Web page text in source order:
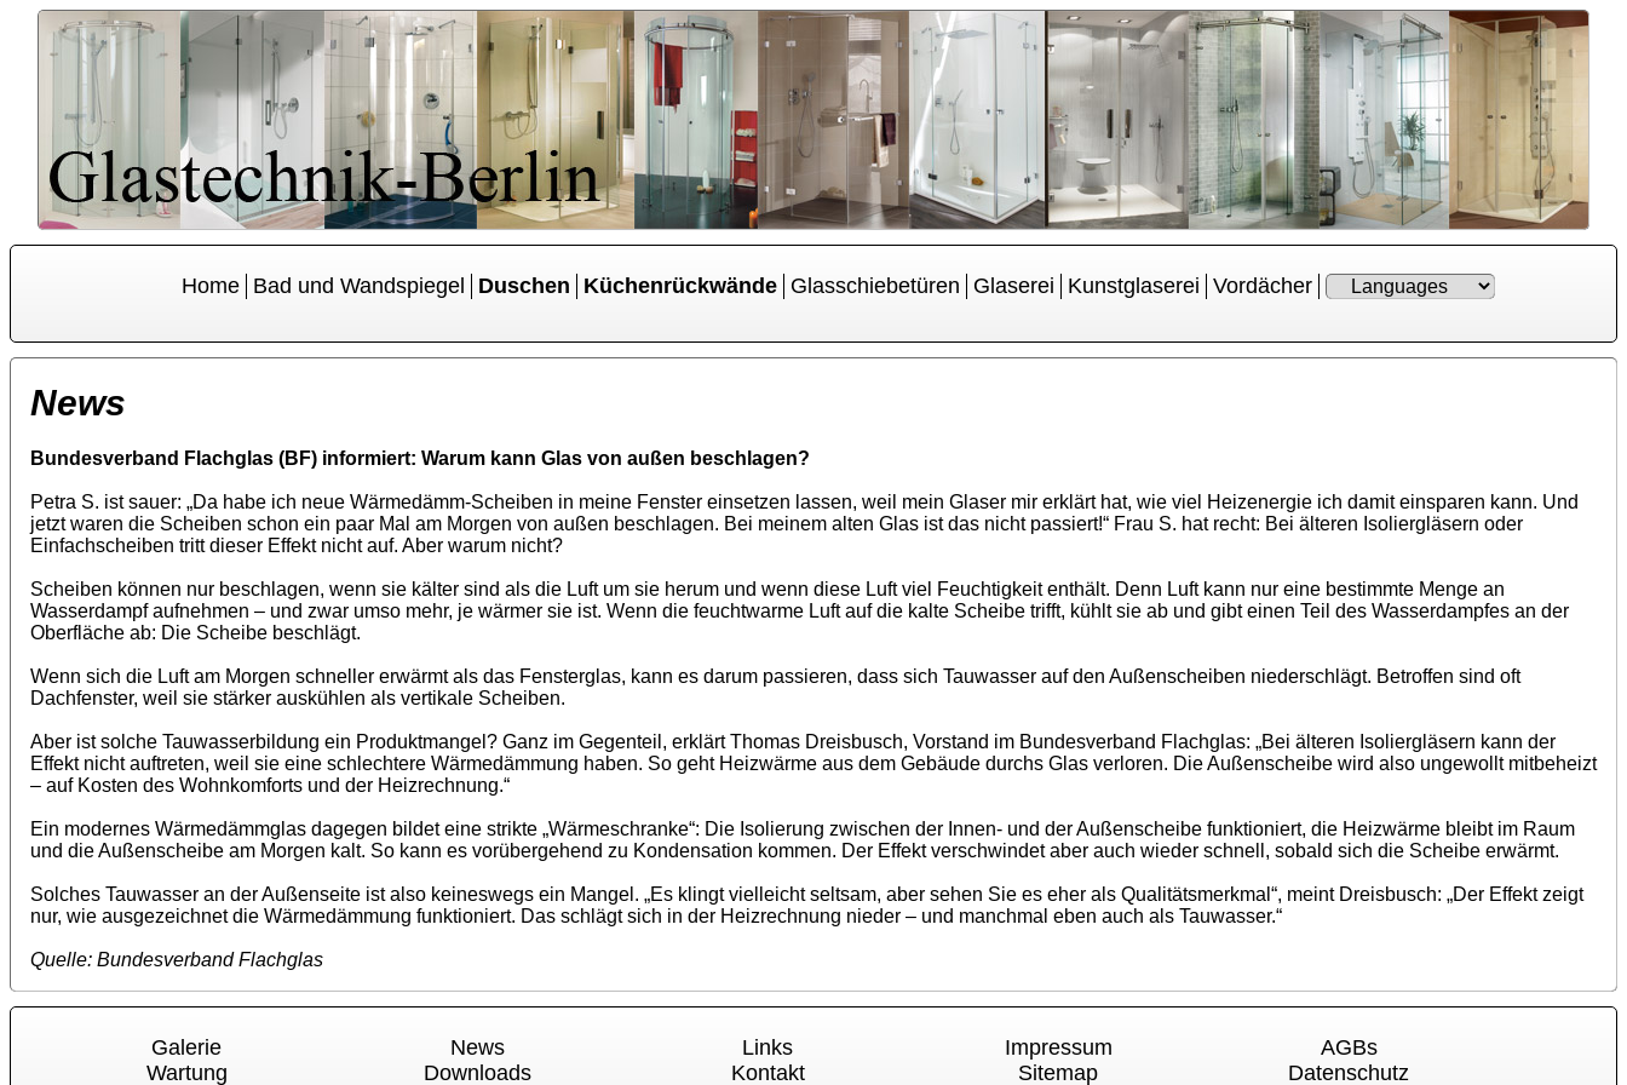
Home Bad und Wandspiegel Duschen Küchenrückwände Glasschiebetüren Glaserei Kunstglaserei Vordächer
News
Bundesverband Flachglas (BF) informiert: Warum kann Glas von außen beschlagen?
Petra S. ist sauer: „Da habe ich neue Wärmedämm-Scheiben in meine Fenster einsetzen lassen, weil mein Glaser mir erklärt hat, wie viel Heizenergie ich damit einsparen kann. Und
jetzt waren die Scheiben schon ein paar Mal am Morgen von außen beschlagen. Bei meinem alten Glas ist das nicht passiert!“ Frau S. hat recht: Bei älteren Isoliergläsern oder
Einfachscheiben tritt dieser Effekt nicht auf. Aber warum nicht?
Scheiben können nur beschlagen, wenn sie kälter sind als die Luft um sie herum und wenn diese Luft viel Feuchtigkeit enthält. Denn Luft kann nur eine bestimmte Menge an
Wasserdampf aufnehmen – und zwar umso mehr, je wärmer sie ist. Wenn die feuchtwarme Luft auf die kalte Scheibe trifft, kühlt sie ab und gibt einen Teil des Wasserdampfes an der
Oberfläche ab: Die Scheibe beschlägt.
Wenn sich die Luft am Morgen schneller erwärmt als das Fensterglas, kann es darum passieren, dass sich Tauwasser auf den Außenscheiben niederschlägt. Betroffen sind oft
Dachfenster, weil sie stärker auskühlen als vertikale Scheiben.
Aber ist solche Tauwasserbildung ein Produktmangel? Ganz im Gegenteil, erklärt Thomas Dreisbusch, Vorstand im Bundesverband Flachglas: „Bei älteren Isoliergläsern kann der
Effekt nicht auftreten, weil sie eine schlechtere Wärmedämmung haben. So geht Heizwärme aus dem Gebäude durchs Glas verloren. Die Außenscheibe wird also ungewollt mitbeheizt
– auf Kosten des Wohnkomforts und der Heizrechnung.“
Ein modernes Wärmedämmglas dagegen bildet eine strikte „Wärmeschranke“: Die Isolierung zwischen der Innen- und der Außenscheibe funktioniert, die Heizwärme bleibt im Raum
und die Außenscheibe am Morgen kalt. So kann es vorübergehend zu Kondensation kommen. Der Effekt verschwindet aber auch wieder schnell, sobald sich die Scheibe erwärmt.
Solches Tauwasser an der Außenseite ist also keineswegs ein Mangel. „Es klingt vielleicht seltsam, aber sehen Sie es eher als Qualitätsmerkmal“, meint Dreisbusch: „Der Effekt zeigt
nur, wie ausgezeichnet die Wärmedämmung funktioniert. Das schlägt sich in der Heizrechnung nieder – und manchmal eben auch als Tauwasser.“
Quelle: Bundesverband Flachglas
Galerie
Wartung
News
Downloads
Links
Kontakt
Impressum
Sitemap
AGBs
Datenschutz